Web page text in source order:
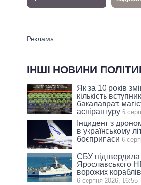
ІНШІ НОВИНИ
Як за 10 років
кількість
бакалаврат,
аспірантуру 6
Інцидент з
в українському
боєприпаси 6
СБУ
Ярославського
ворожих
6 серпня 2026, 16:55